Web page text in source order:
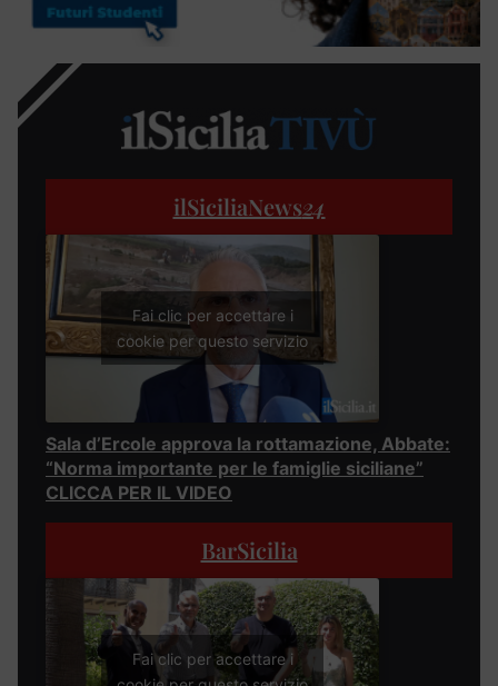
ilSiciliaNews24
Fai clic per accettare i
cookie per questo servizio
Sala d’Ercole approva la rottamazione, Abbate:
“Norma importante per le famiglie siciliane”
CLICCA PER IL VIDEO
BarSicilia
Fai clic per accettare i